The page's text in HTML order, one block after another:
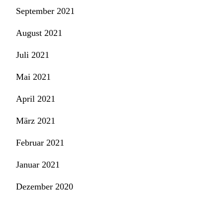
September 2021
August 2021
Juli 2021
Mai 2021
April 2021
März 2021
Februar 2021
Januar 2021
Dezember 2020